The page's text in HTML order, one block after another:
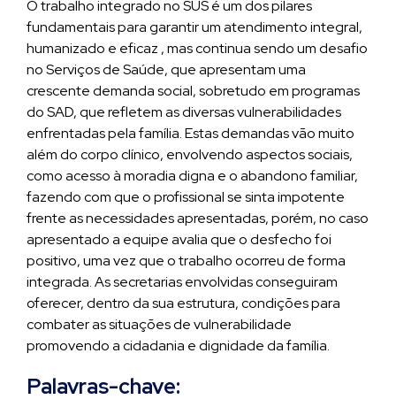
O trabalho integrado no SUS é um dos pilares
fundamentais para garantir um atendimento integral,
humanizado e eficaz , mas continua sendo um desafio
no Serviços de Saúde, que apresentam uma
crescente demanda social, sobretudo em programas
do SAD, que refletem as diversas vulnerabilidades
enfrentadas pela família. Estas demandas vão muito
além do corpo clínico, envolvendo aspectos sociais,
como acesso à moradia digna e o abandono familiar,
fazendo com que o profissional se sinta impotente
frente as necessidades apresentadas, porém, no caso
apresentado a equipe avalia que o desfecho foi
positivo, uma vez que o trabalho ocorreu de forma
integrada. As secretarias envolvidas conseguiram
oferecer, dentro da sua estrutura, condições para
combater as situações de vulnerabilidade
promovendo a cidadania e dignidade da família.
Palavras-chave: